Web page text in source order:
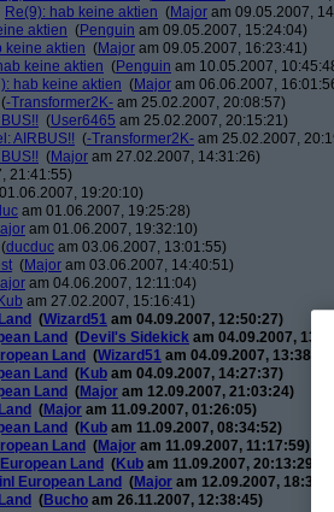
Re(9): hab keine aktien (Major am 09.05.2007,
aktien (Penguin am 09.05.2007, 15:24:04)
keine aktien (Major am 09.05.2007, 16:23:41)
keine aktien (Penguin am 10.05.2007,
hab keine aktien (Major am 06.06.2007,
(-Transformer2K- am 25.02.2007, 20:08:57)
(User6465 am 25.02.2007, 20:15:21)
AIRBUS!! (-Transformer2K- am 25.02.2007,
(Major am 27.02.2007, 14:31:26)
21:41:55)
19:20:10)
am 01.06.2007, 19:25:28)
am 01.06.2007, 19:32:10)
(ducduc am 03.06.2007, 13:01:55)
(Major am 03.06.2007, 14:40:51)
am 04.06.2007, 12:11:04)
Kub am 27.02.2007, 15:16:41)
(Wizard51 am 04.09.2007, 12:50:27)
Land (Devil's Sidekick am 04.09.2007,
Land (Wizard51 am 04.09.2007,
Land (Kub am 04.09.2007, 14:27:37)
Land (Major am 12.09.2007, 21:03:24)
(Major am 11.09.2007, 01:26:05)
Land (Kub am 11.09.2007, 08:34:52)
Land (Major am 11.09.2007, 11:17:59)
Land (Kub am 11.09.2007, 20:13:29)
European Land (Major am 12.09.2007,
(Bucho am 26.11.2007, 12:38:45)